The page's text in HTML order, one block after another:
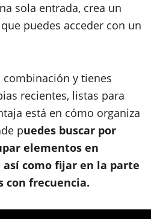
sola entrada, crea un
puedes acceder con un
y tienes
recientes, listas para
está en cómo organiza
puedes buscar por
elementos en
como fijar en la parte
con frecuencia.